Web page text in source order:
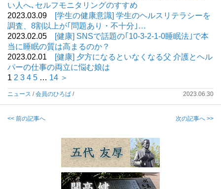
い人へ､セルフモニタリングのすすめ
2023.03.09
[学生の健康意識] 学生のヘルスリテラシーを
調査、8割以上が｢問題あり・不十分｣…
2023.02.05
[健康] SNSで話題の｢10-3-2-1-0睡眠法｣で本
当に睡眠の質は高まるのか？
2023.02.01
[健康] 夕方になるといなくなる父 介護とヘル
パーの仕事の両立に悩む娘は
1 2 3 4 5 … 14 ＞
ニュース /会員のひろば / 2023.06.30
<< 前の記事へ 次の記事へ >>